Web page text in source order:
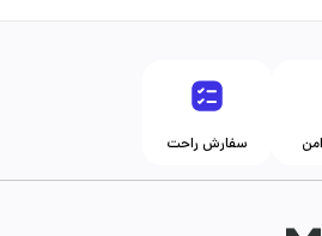
سفارش راحت